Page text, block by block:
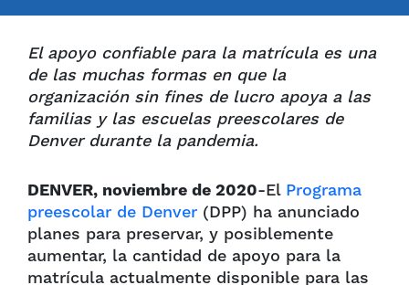
El apoyo confiable para la matrícula es una
de las muchas formas en que la
organización sin fines de lucro apoya a las
familias y las escuelas preescolares de
Denver durante la pandemia.
DENVER, noviembre de 2020-El Programa
preescolar de Denver (DPP) ha anunciado
planes para preservar, y posiblemente
aumentar, la cantidad de apoyo para la
matrícula actualmente disponible para las